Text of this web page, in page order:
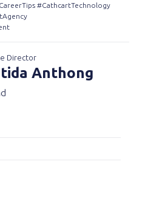
#CathcartTechnology
Director
Anthong